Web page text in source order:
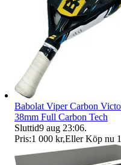
Babolat Viper Carbon
38mm Full Carbon Tech
Sluttid9 aug 23:06.
Pris:1 000 kr,Eller Köp nu